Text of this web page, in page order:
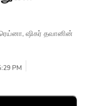
ரெய்னா, ஷிகர் தவானின்
PM